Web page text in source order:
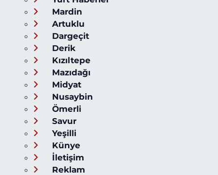
Mardin
Artuklu
Dargeçit
Derik
Kızıltepe
Mazıdağı
Midyat
Nusaybin
Ömerli
Savur
Yeşilli
Künye
İletişim
Reklam